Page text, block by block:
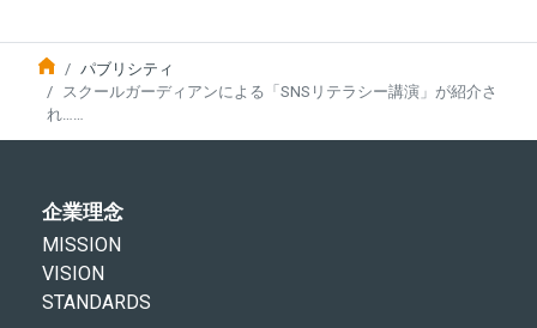
パブリシティ
スクールガーディアンによる「SNSリテラシー講演」が紹介さ
れ……
企業理念
MISSION
VISION
STANDARDS